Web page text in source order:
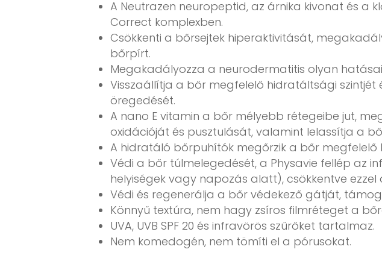
A Neutrazen neuropeptid, az árnika kivonat és a
Correct komplexben.
Csökkenti a bőrsejtek hiperaktivitását,
bőrpírt.
Megakadályozza a neurodermatitis olyan
Visszaállítja a bőr megfelelő hidratáltsági
öregedését.
A nano E vitamin a bőr mélyebb rétegeibe jut,
oxidációját és pusztulását, valamint lelassítja a
A hidratáló bőrpuhítók megőrzik a bőr
Védi a bőr túlmelegedését, a Physavie fellép az
helyiségek vagy napozás alatt), csökkentve
Védi és regenerálja a bőr védekező gátját,
Könnyű textúra, nem hagy zsíros filmréteget a
UVA, UVB SPF 20 és infravörös szűrőket tartalmaz.
Nem komedogén, nem tömíti el a pórusokat.